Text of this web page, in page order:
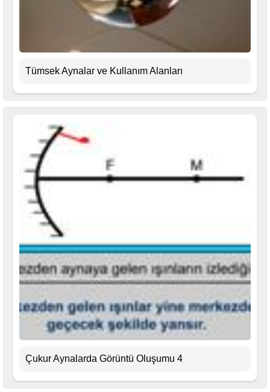
Tümsek Aynalar ve Kullanım Alanları
Çukur Aynalarda Görüntü Oluşumu 4